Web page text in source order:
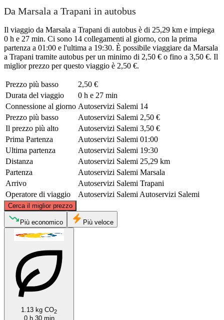
Da Marsala a Trapani in autobus
Il viaggio da Marsala a Trapani di autobus è di 25,29 km e impiega
0 h e 27 min. Ci sono 14 collegamenti al giorno, con la prima
partenza a 01:00 e l'ultima a 19:30. È possibile viaggiare da Marsala
a Trapani tramite autobus per un minimo di 2,50 € o fino a 3,50 €. Il
miglior prezzo per questo viaggio è 2,50 €.
Prezzo più basso
2,50 €
Durata del viaggio
0 h e 27 min
Connessione al giorno Autoservizi Salemi 14
Prezzo più basso
Autoservizi Salemi 2,50 €
Il prezzo più alto
Autoservizi Salemi 3,50 €
Prima Partenza
Autoservizi Salemi 01:00
Ultima partenza
Autoservizi Salemi 19:30
Distanza
Autoservizi Salemi 25,29 km
Partenza
Autoservizi Salemi Marsala
Arrivo
Autoservizi Salemi Trapani
Operatore di viaggio
Autoservizi Salemi Autoservizi Salemi
Cerca il miglior prezzo
©CARTO, ©OpenStreetMapcontributors
Più economico Più veloce
1.13 kg CO2
0 h 30 min